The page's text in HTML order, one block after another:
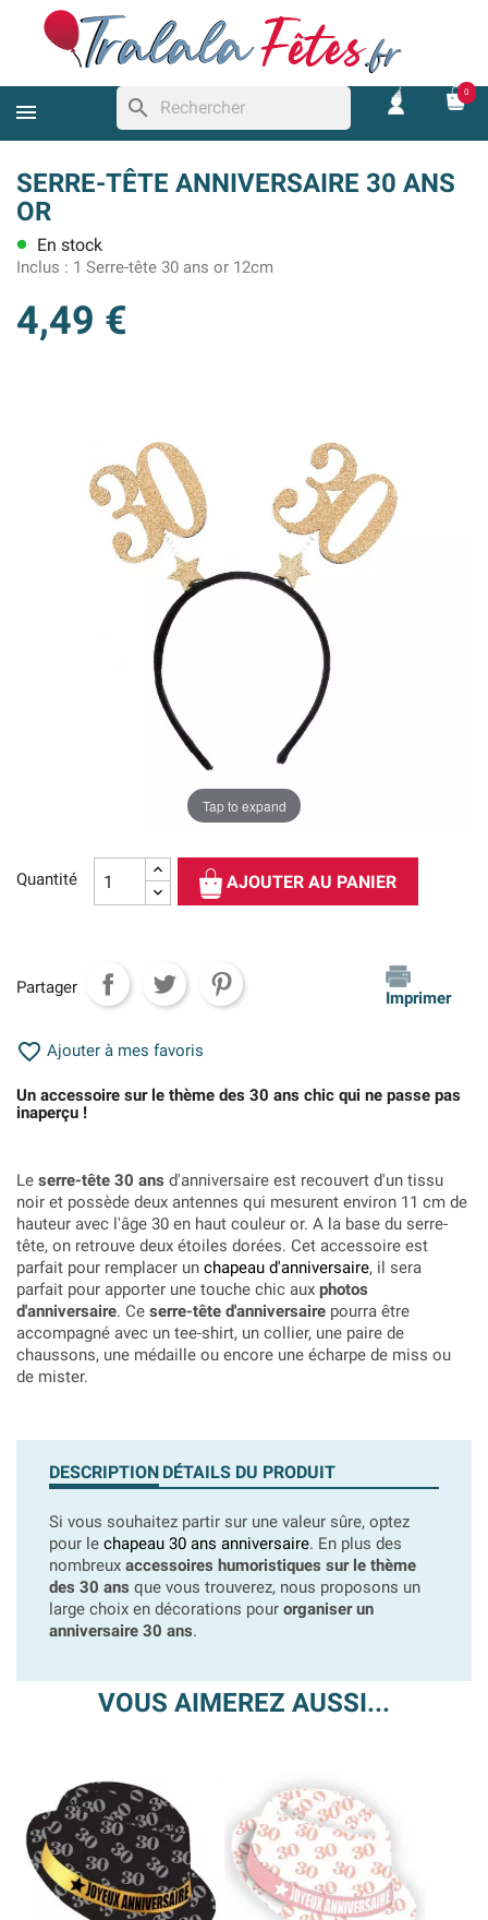
search
0
SERRE-TÊTE ANNIVERSAIRE 30 ANS
OR
lens En stock
Inclus : 1 Serre-tête 30 ans or 12cm
4,49 €
Tap to expand
Quantité AJOUTER AU PANIER
Partager
Imprimer
 Ajouter à mes favoris
Un accessoire sur le thème des 30 ans chic qui ne passe pas
inaperçu !
Le serre-tête 30 ans d'anniversaire est recouvert d'un tissu
noir et possède deux antennes qui mesurent environ 11 cm de
hauteur avec l'âge 30 en haut couleur or. A la base du serre-
tête, on retrouve deux étoiles dorées. Cet accessoire est
parfait pour remplacer un chapeau d'anniversaire, il sera
parfait pour apporter une touche chic aux photos
d'anniversaire. Ce serre-tête d'anniversaire pourra être
accompagné avec un tee-shirt, un collier, une paire de
chaussons, une médaille ou encore une écharpe de miss ou
de mister.
DESCRIPTION DÉTAILS DU PRODUIT
Si vous souhaitez partir sur une valeur sûre, optez
pour le chapeau 30 ans anniversaire. En plus des
nombreux accessoires humoristiques sur le thème
des 30 ans que vous trouverez, nous proposons un
large choix en décorations pour organiser un
anniversaire 30 ans.
VOUS AIMEREZ AUSSI...